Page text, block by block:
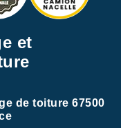
et
de toiture 67500